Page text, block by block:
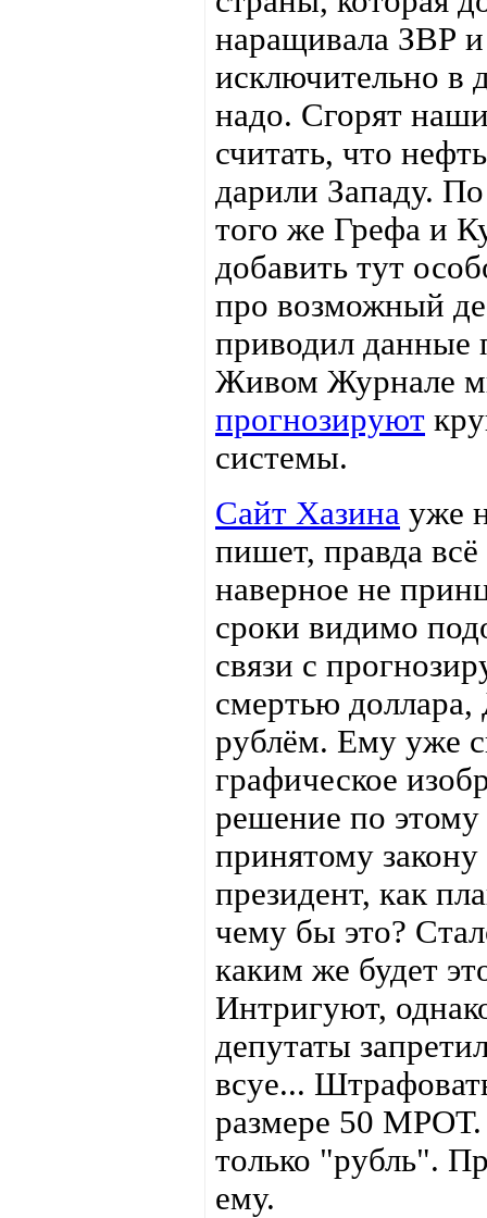
наращивала ЗВР
исключительно в
надо. Сгорят
считать, что
дарили Западу.
того же Грефа и
добавить тут
про возможный
приводил
Живом Журнале
прогнозируют
системы.
Сайт Хазина уже
пишет, правда
наверное не
сроки видимо
связи с
смертью
рублём. Ему уже
графическое
решение по
принятому
президент, как
чему бы это?
каким же будет
Интригуют,
депутаты
всуе...
размере 50 МРОТ.
только "рубль".
ему.